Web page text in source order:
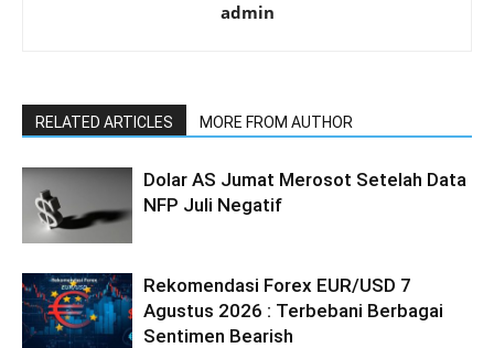
admin
RELATED ARTICLES MORE FROM AUTHOR
Dolar AS Jumat Merosot Setelah Data
NFP Juli Negatif
Rekomendasi Forex EUR/USD 7
Agustus 2026 : Terbebani Berbagai
Sentimen Bearish